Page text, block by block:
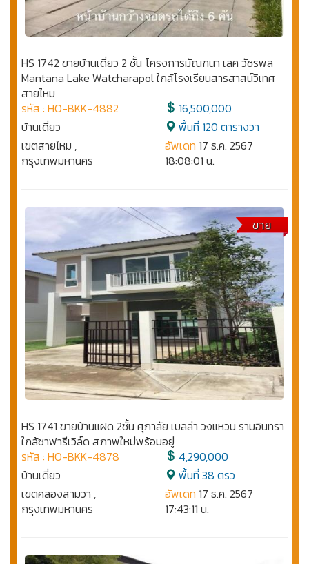
HS 1742 ขายบ้านเดี่ยว 2 ชั้น โครงการมัณฑนา เลค วัชรพล
Mantana Lake Watcharapol ใกล้โรงเรียนสารสาสน์วิเทศ
สายไหม
รหัส : HO-BKK-4882
บ้านเดี่ยว
เขตสายไหม ,
กรุงเทพมหานคร
16,500,000
พื้นที่ 120 ตารางวา
อัพเดท 17 ธ.ค. 2567
18:08:01 น.
ขาย
HS 1741 ขายบ้านแฝด 2ชั้น ศุภาลัย เบลล่า วงแหวน รามอินทรา
ใกล้ซาฟารีเวิล์ด สภาพใหม่พร้อมอยู่
รหัส : HO-BKK-4878
บ้านเดี่ยว
เขตคลองสามวา ,
กรุงเทพมหานคร
4,290,000
พื้นที่ 38 ตรว
อัพเดท 17 ธ.ค. 2567
17:43:11 น.